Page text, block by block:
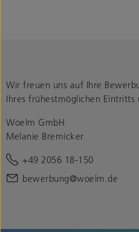
Wir freuen uns auf Ihre
Ihres frühestmöglichen
Woelm GmbH
Melanie Bremicker
+49 2056 18-150
bewerbung@woelm.de